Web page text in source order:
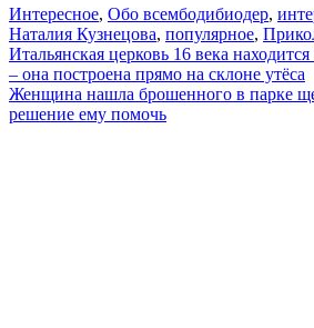
Интересное, Обо всембодибиодер,
Наталия Кузнецова, популярное,
Навигация
по
записям
Итальянская церковь 16 века
– она построена прямо на склоне утёса
Женщина нашла брошенного в парке
решение ему помочь